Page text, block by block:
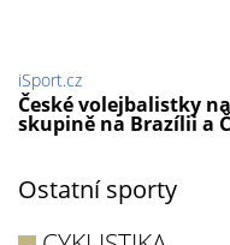
iSport.cz
České volejbalistky
skupině na Brazílii a
Ostatní sporty